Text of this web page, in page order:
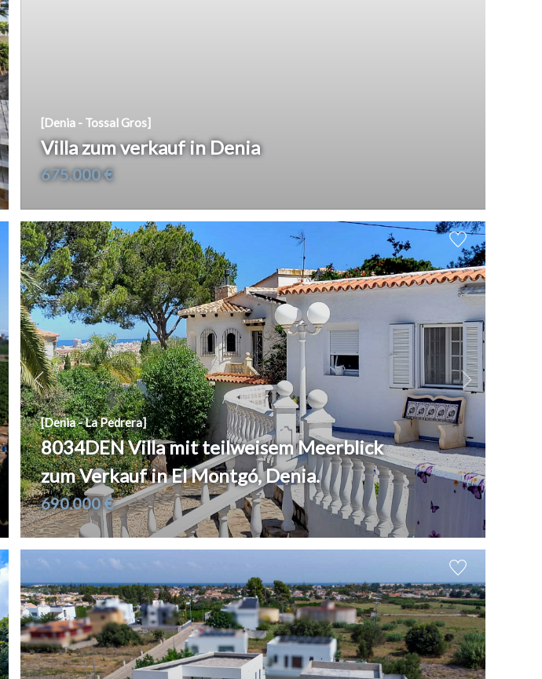
[Denia - Tossal Gros]
Villa zum verkauf in Denia
675.000 €
2
[Denia - La Pedrera]
8034DEN Villa mit teilweisem Meerblick
zum Verkauf in El Montgó, Denia.
690.000 €
411 m2